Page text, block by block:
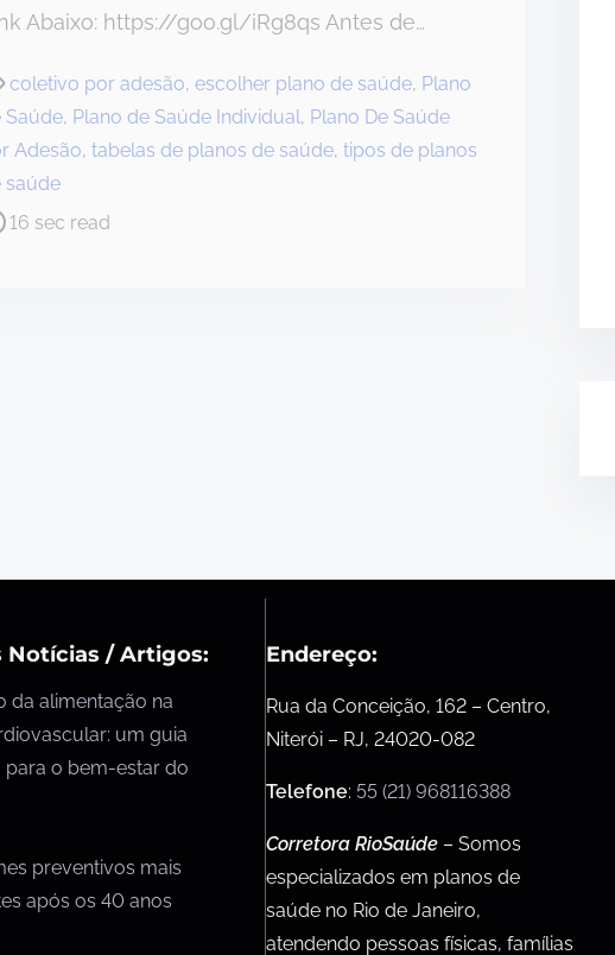
Abaixo: https://goo.gl/iRg8qs Antes de…
coletivo por adesão, escolher plano de saúde, Plano
Saúde, Plano de Saúde Individual, Plano De Saúde
Adesão, tabelas de planos de saúde, tipos de planos
saúde
16 sec read
Notícias / Artigos:
da alimentação na
um guia
o bem-estar do
preventivos mais
após os 40 anos
Endereço:
Rua da Conceição, 162 – Centro,
Niterói – RJ, 24020-082
Telefone: 55 (21) 968116388
Corretora RioSaúde – Somos
especializados em planos de
saúde no Rio de Janeiro,
atendendo pessoas físicas, famílias